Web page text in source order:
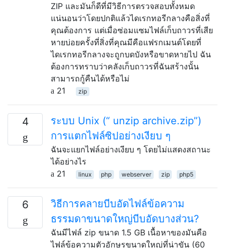
ZIP และมันก็ดีที่มีวิธีการตรวจสอบทั้งหมด
แน่นอนว่าโดยปกติแล้วไดเรกทอรีกลางคือสิ่งที่
คุณต้องการ แต่เมื่อซ่อมแซมไฟล์เก็บถาวรที่เสีย
หายบ่อยครั้งที่สิ่งที่คุณมีคือแฟรกเมนต์โดยที่
ไดเรกทอรีกลางจะถูกบดบังหรือขาดหายไป ฉัน
ต้องการทราบว่าคลังเก็บถาวรที่ฉันสร้างนั้น
สามารถกู้คืนได้หรือไม่
21
zip
4
ระบบ Unix (“ unzip archive.zip”)
การแตกไฟล์ซิปอย่างเงียบ ๆ
ฉันจะแยกไฟล์อย่างเงียบ ๆ โดยไม่แสดงสถานะ
ได้อย่างไร
21
linux php webserver zip php5
6
วิธีการคลายบีบอัดไฟล์ข้อความ
ธรรมดาขนาดใหญ่บีบอัดบางส่วน?
ฉันมีไฟล์ zip ขนาด 1.5 GB เนื้อหาของมันคือ
ไฟล์ข้อความตัวอักษรขนาดใหญ่ที่น่าขัน (60